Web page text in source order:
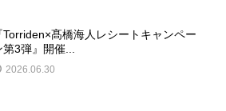
Torriden×髙橋海人レシートキャンペー
第3弾』開催...
2026.06.30